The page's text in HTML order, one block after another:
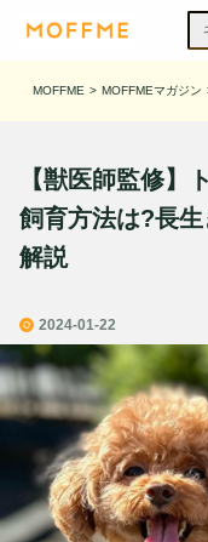
MOFFME > MOFFMEマガジン
【獣医師監修】
飼育方法は?長
解説
2024-01-22